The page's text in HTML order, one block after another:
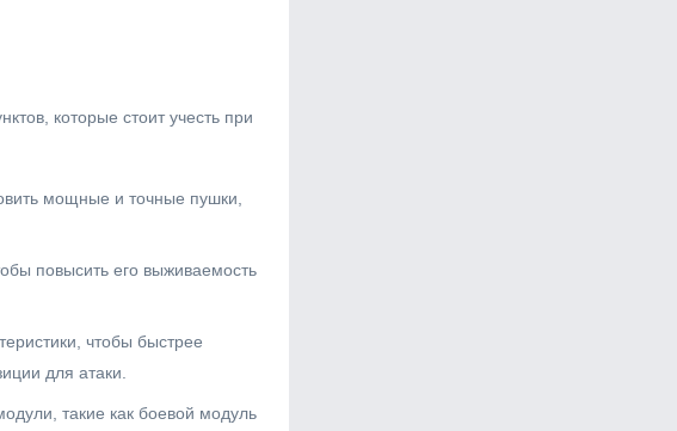
которые стоит учесть при
мощные и точные пушки,
повысить его выживаемость
чтобы быстрее
для атаки.
такие как боевой модуль